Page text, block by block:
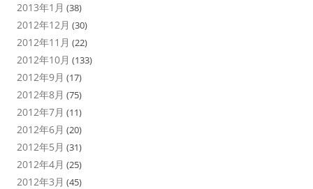
2013年1月 (38)
2012年12月 (30)
2012年11月 (22)
2012年10月 (133)
2012年9月 (17)
2012年8月 (75)
2012年7月 (11)
2012年6月 (20)
2012年5月 (31)
2012年4月 (25)
2012年3月 (45)